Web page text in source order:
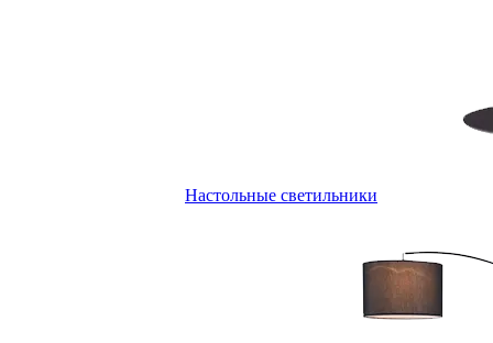
Настольные светильники